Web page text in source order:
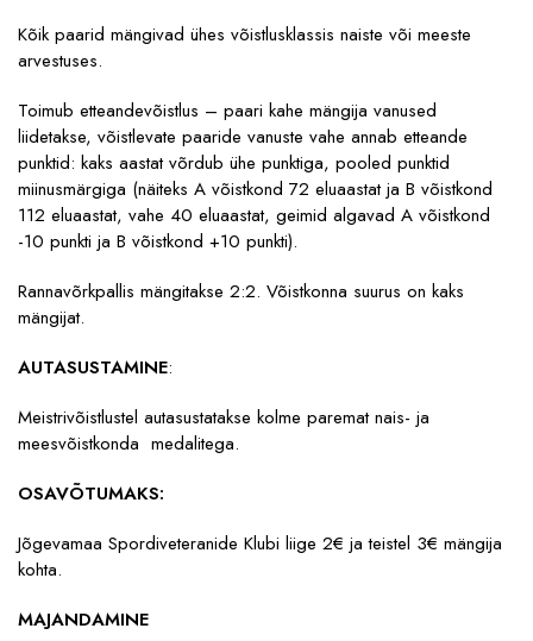
Kõik paarid mängivad ühes võistlusklassis naiste või meeste
arvestuses.
Toimub etteandevõistlus – paari kahe mängija vanused
liidetakse, võistlevate paaride vanuste vahe annab etteande
punktid: kaks aastat võrdub ühe punktiga, pooled punktid
miinusmärgiga (näiteks A võistkond 72 eluaastat ja B võistkond
112 eluaastat, vahe 40 eluaastat, geimid algavad A võistkond
-10 punkti ja B võistkond +10 punkti).
Rannavõrkpallis mängitakse 2:2. Võistkonna suurus on kaks
mängijat.
AUTASUSTAMINE:
Meistrivõistlustel autasustatakse kolme paremat nais- ja
meesvõistkonda medalitega.
OSAVÕTUMAKS:
Jõgevamaa Spordiveteranide Klubi liige 2€ ja teistel 3€ mängija
kohta.
MAJANDAMINE